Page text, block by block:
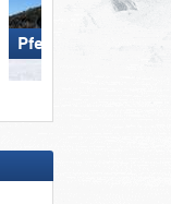
Pfelders